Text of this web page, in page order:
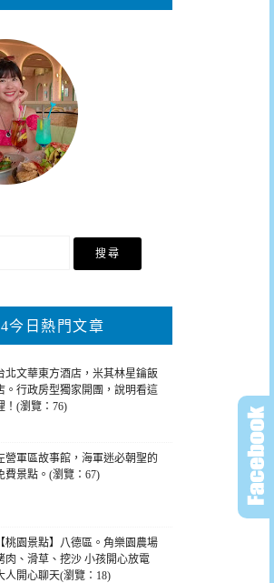
今日熱門文章
北文華東方酒店，米其林星鑰飯
。行政房型獨家開團，說明看這
！(瀏覽：76)
營軍區故事館，海軍迷必朝聖的
費景點。(瀏覽：67)
【桃園景點】八德區。角樂園農場
肉、滑草、挖沙 小孩開心放電
人開心聊天(瀏覽：18)